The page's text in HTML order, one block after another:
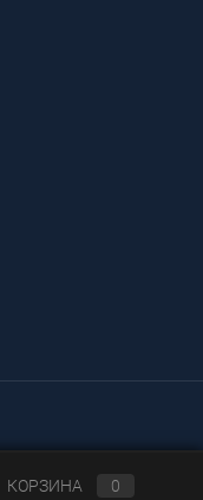
КОРЗИНА 0